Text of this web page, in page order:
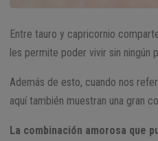
Entre tauro y capricornio
les permite poder vivir sin ningún
Además de esto, cuando nos
aquí también muestran una gran
La combinación amorosa que